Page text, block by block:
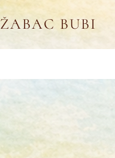
ŽABAC BUBI